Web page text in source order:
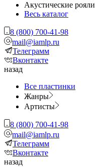
Акустические рояли
Весь каталог
8 (800) 700-41-98
mail@iamlp.ru
Телеграмм
Вконтакте
назад
Все пластинки
Жанры
Артисты
8 (800) 700-41-98
mail@iamlp.ru
Телеграмм
Вконтакте
назад